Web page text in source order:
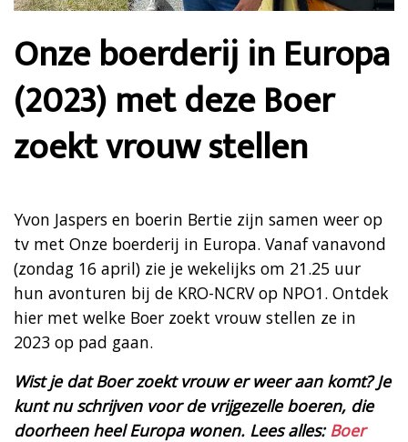
Onze boerderij in Europa
(2023) met deze Boer
zoekt vrouw stellen
Yvon Jaspers en boerin Bertie zijn samen weer op
tv met Onze boerderij in Europa. Vanaf vanavond
(zondag 16 april) zie je wekelijks om 21.25 uur
hun avonturen bij de KRO-NCRV op NPO1. Ontdek
hier met welke Boer zoekt vrouw stellen ze in
2023 op pad gaan.
Wist je dat Boer zoekt vrouw er weer aan komt? Je
kunt nu schrijven voor de vrijgezelle boeren, die
doorheen heel Europa wonen. Lees alles: Boer